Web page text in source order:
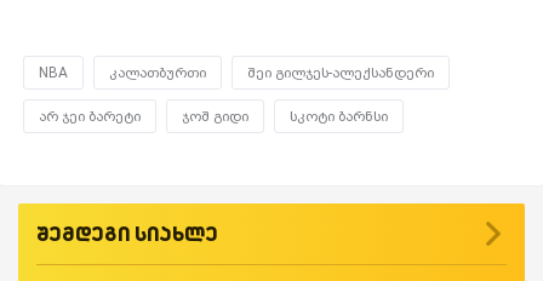
NBA კალათბურთი შეი გილჯეს-ალექსანდერი
არ ჯეი ბარეტი ჯოშ გიდი სკოტი ბარნსი
შემდეგი სიახლე